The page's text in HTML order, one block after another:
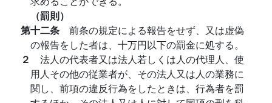
（罰則）
第十二条 前条の規定による報告をせず、又は虚偽
の報告をした者は、十万円以下の罰金に処する。
２ 法人の代表者又は法人若しくは人の代理人、使
用人その他の従業者が、その法人又は人の業務に
関し、前項の違反行為をしたときは、行為者を罰